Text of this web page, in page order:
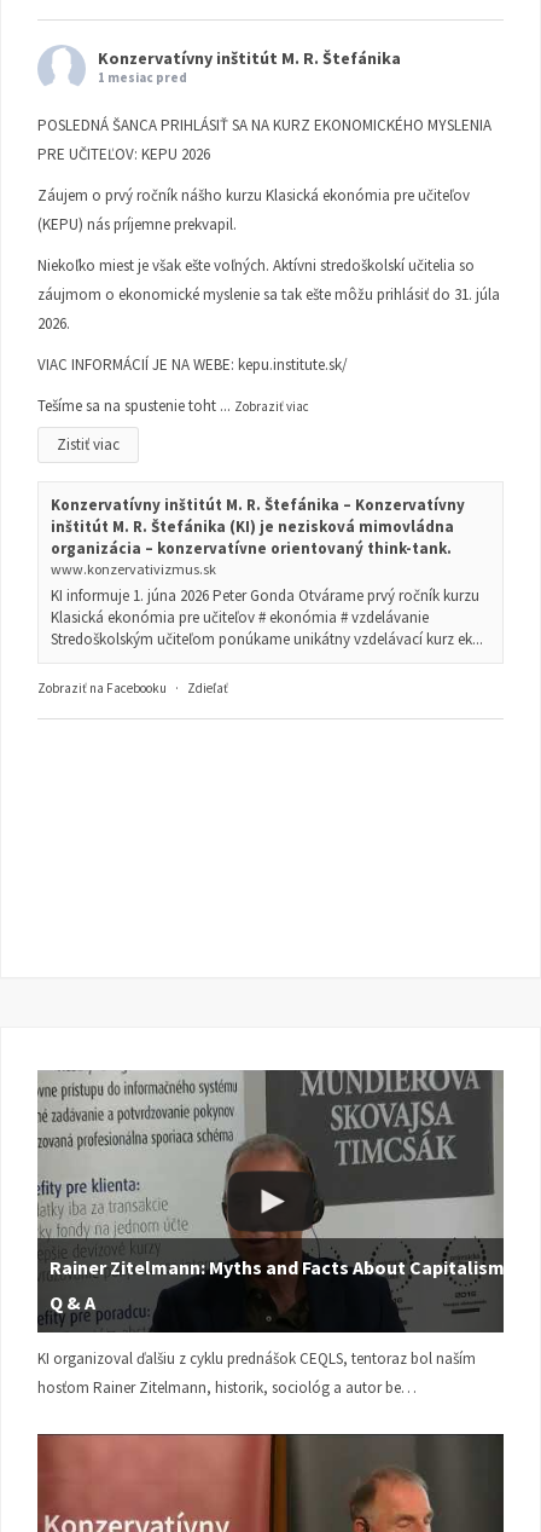
Konzervatívny inštitút M. R. Štefánika
1 mesiac pred
POSLEDNÁ ŠANCA PRIHLÁSIŤ SA NA KURZ EKONOMICKÉHO MYSLENIA
PRE UČITEĽOV: KEPU 2026
Záujem o prvý ročník nášho kurzu Klasická ekonómia pre učiteľov
(KEPU) nás príjemne prekvapil.
Niekoľko miest je však ešte voľných. Aktívni stredoškolskí učitelia so
záujmom o ekonomické myslenie sa tak ešte môžu prihlásiť do 31. júla
2026.
VIAC INFORMÁCIÍ JE NA WEBE: kepu.institute.sk/
Tešíme sa na spustenie toht ... Zobraziť viac
Zistiť viac
Konzervatívny inštitút M. R. Štefánika – Konzervatívny
inštitút M. R. Štefánika (KI) je nezisková mimovládna
organizácia – konzervatívne orientovaný think-tank.
www.konzervativizmus.sk
KI informuje 1. júna 2026 Peter Gonda Otvárame prvý ročník kurzu
Klasická ekonómia pre učiteľov # ekonómia # vzdelávanie
Stredoškolským učiteľom ponúkame unikátny vzdelávací kurz ek...
Zobraziť na Facebooku · Zdieľať
Rainer Zitelmann: Myths and Facts About Capitalism |
Q & A
KI organizoval ďalšiu z cyklu prednášok CEQLS, tentoraz bol naším
hosťom Rainer Zitelmann, historik, sociológ a autor be…